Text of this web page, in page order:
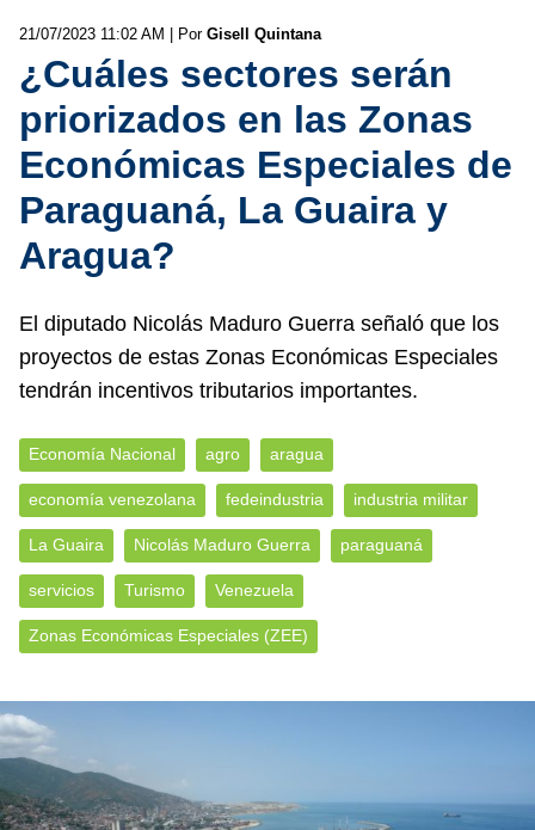
21/07/2023 11:02 AM | Por Gisell Quintana
¿Cuáles sectores serán
priorizados en las Zonas
Económicas Especiales de
Paraguaná, La Guaira y
Aragua?
El diputado Nicolás Maduro Guerra señaló que los
proyectos de estas Zonas Económicas Especiales
tendrán incentivos tributarios importantes.
Economía Nacional agro aragua
economía venezolana fedeindustria industria militar
La Guaira Nicolás Maduro Guerra paraguaná
servicios Turismo Venezuela
Zonas Económicas Especiales (ZEE)